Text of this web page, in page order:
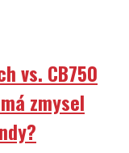
vs. CB750
zmysel